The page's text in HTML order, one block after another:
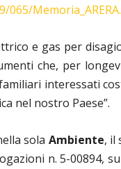
e gas per
che, per
interessati
nel nostro Paese”.
sola Ambiente, il
n. 5-00894,